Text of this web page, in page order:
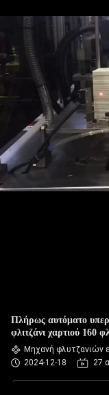
Πλήρως αυτόματο
φλιτζάνι χαρτιού 160
Μηχανή φλυτζανιών
2024-12-18
27